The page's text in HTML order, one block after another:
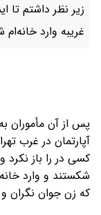
زیر نظر داشتم تا
غریبه وارد
پس از آن مأموران
آپارتمان در غرب
کسی در را باز نکرد
شکستند و وارد
که زن جوان